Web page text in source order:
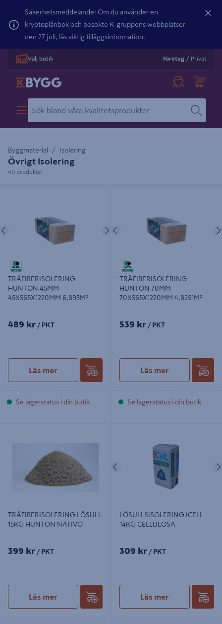
Säkerhetsmeddelande: Om du använder en
kryptoplånbok och besökte K-gruppens webbplatser
den 27 juli, läs viktig tilläggsinformation.
Välj butik Företag / Privat
Byggmaterial Isolering
Övrigt Isolering
40 produkter
Föregående Nästa
TRÄFIBERISOLERING
HUNTON 45MM
45X565X1220MM 6,893M²
489 kr / PKT
Läs mer
Se lagerstatus i din butik
Föregående
TRÄFIBERISOLERING
HUNTON 70MM
70X565X1220MM 4,8251M²
539 kr / PKT
Läs mer
Se lagerstatus i din butik
TRÄFIBERISOLERING LÖSULL
15KG HUNTON NATIVO
399 kr / PKT
Läs mer
Föregående
LÖSULLSISOLERING ICELL
14KG CELLULOSA
309 kr / PKT
Läs mer